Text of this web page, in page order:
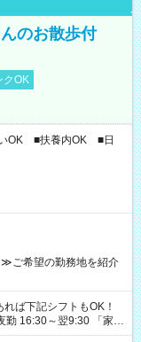
のお散歩付
クOK
OK ■扶養内OK ■日
ご希望の勤務地を紹介
～翌9:30 「家族
飯の準備がしたい」